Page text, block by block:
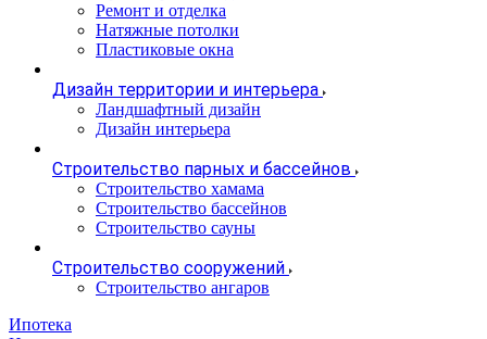
Ремонт и отделка
Натяжные потолки
Пластиковые окна
Дизайн территории и интерьера
Ландшафтный дизайн
Дизайн интерьера
Строительство парных и бассейнов
Строительство хамама
Строительство бассейнов
Строительство сауны
Строительство сооружений
Строительство ангаров
Ипотека